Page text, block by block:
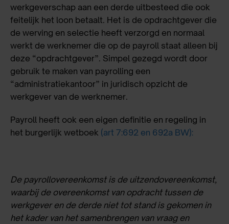
werkgeverschap aan een derde uitbesteed die ook
feitelijk het loon betaalt. Het is de opdrachtgever die
de werving en selectie heeft verzorgd en normaal
werkt de werknemer die op de payroll staat alleen bij
deze “opdrachtgever”. Simpel gezegd wordt door
gebruik te maken van payrolling een
“administratiekantoor” in juridisch opzicht de
werkgever van de werknemer.
Payroll heeft ook een eigen definitie en regeling in
het burgerlijk wetboek (art 7:692 en 692a BW):
De payrollovereenkomst is de uitzendovereenkomst,
waarbij de overeenkomst van opdracht tussen de
werkgever en de derde niet tot stand is gekomen in
het kader van het samenbrengen van vraag en